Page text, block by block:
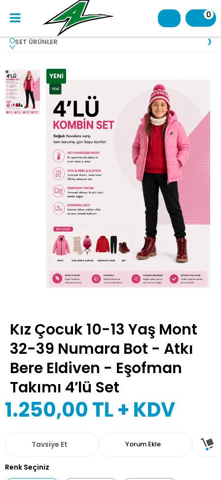
0
SET ÜRÜNLER
YENI
Kız Çocuk 10-13 Yaş Mont
32-39 Numara Bot - Atkı
Bere Eldiven - Eşofman
Takımı 4′lü Set
1.250,00TL + KDV
Tavsiye Et Yorum Ekle
Renk Seçiniz